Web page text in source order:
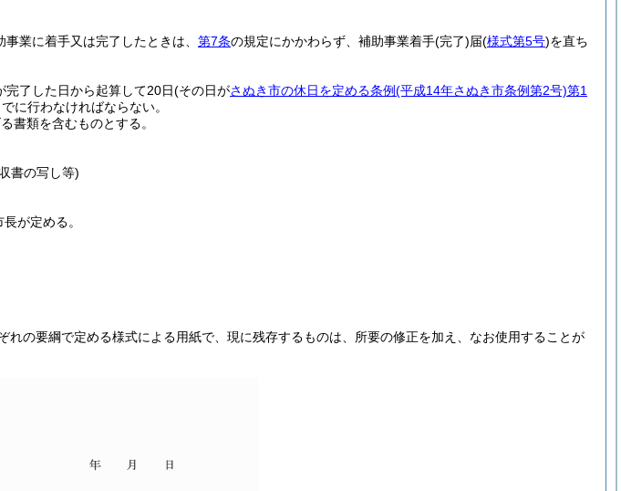
業に着手又は完了したときは、 第7条の規定にかかわらず、補助事業着手(完了)届(様式第5号)を直ち
了した日から起算して20日(その日がさぬき市の休日を定める条例(平成14年さぬき市条例第2号)第1
でに行わなければならない。
書類を含むものとする。
書の写し等)
が定める。
れの要綱で定める様式による用紙で、現に残存するものは、所要の修正を加え、なお使用することが